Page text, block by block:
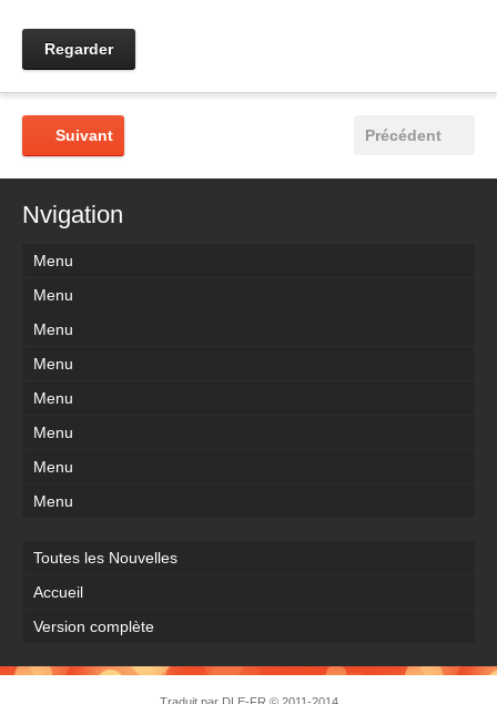
Regarder
Précédent
Suivant
Nvigation
Menu
Menu
Menu
Menu
Menu
Menu
Menu
Menu
Toutes les Nouvelles
Accueil
Version complète